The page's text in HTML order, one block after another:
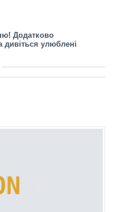
Додатково
дивіться улюблені